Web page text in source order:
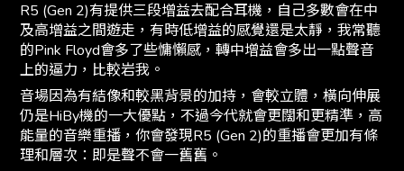
R5 (Gen 2)有提供三段增益去配合耳機，自己多數會在中
及高增益之間遊走，有時低增益的感覺還是太靜，我常聽
的Pink Floyd會多了些慵懶感，轉中增益會多出一點聲音
上的逼力，比較岩我。
音場因為有結像和較黑背景的加持，會較立體，橫向伸展
仍是HiBy機的一大優點，不過今代就會更闊和更精準，高
能量的音樂重播，你會發現R5 (Gen 2)的重播會更加有條
理和層次：即是聲不會一舊舊。